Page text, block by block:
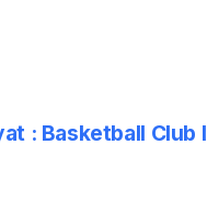
: Basketball Club